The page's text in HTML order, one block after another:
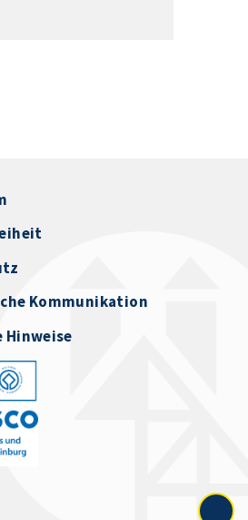
Kommunikation
Hinweise